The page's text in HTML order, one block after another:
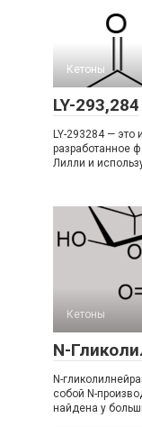
Кетоны
LY-293,284
LY-293284 — это
разработанное
Лилли и
Кетоны
N-
N-
собой N-
найдена у